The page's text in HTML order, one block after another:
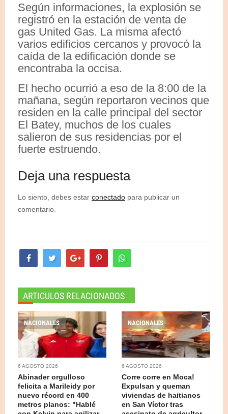
Según informaciones, la explosión se
registró en la estación de venta de
gas United Gas. La misma afectó
varios edificios cercanos y provocó la
caída de la edificación donde se
encontraba la occisa.
El hecho ocurrió a eso de la 8:00 de la
mañana, según reportaron vecinos que
residen en la calle principal del sector
El Batey, muchos de los cuales
salieron de sus residencias por el
fuerte estruendo.
Deja una respuesta
Lo siento, debes estar conectado para publicar un
comentario.
ARTICULOS RELACIONADOS
NACIONALES
6 AGOSTO 2026
Abinader orgulloso
felicita a Marileidy por
nuevo récord en 400
metros planos: "Hablé
NACIONALES
6 AGOSTO 2026
Corre corre en Moca!
Expulsan y queman
viviendas de haitianos
en San Víctor tras